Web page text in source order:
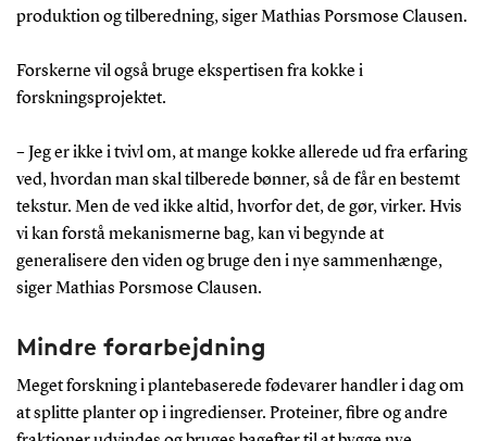
produktion og tilberedning, siger Mathias Porsmose Clausen.
Forskerne vil også bruge ekspertisen fra kokke i
forskningsprojektet.
– Jeg er ikke i tvivl om, at mange kokke allerede ud fra erfaring
ved, hvordan man skal tilberede bønner, så de får en bestemt
tekstur. Men de ved ikke altid, hvorfor det, de gør, virker. Hvis
vi kan forstå mekanismerne bag, kan vi begynde at
generalisere den viden og bruge den i nye sammenhænge,
siger Mathias Porsmose Clausen.
Mindre forarbejdning
Meget forskning i plantebaserede fødevarer handler i dag om
at splitte planter op i ingredienser. Proteiner, fibre og andre